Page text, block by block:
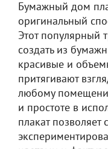
Бумажный дом
оригинальный
Этот популярный
создать из
красивые и
притягивают
любому
и простоте в
плакат позволяет